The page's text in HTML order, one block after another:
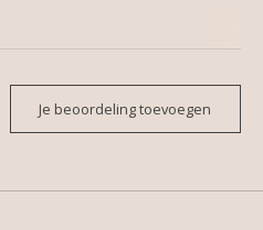
Je beoordeling toevoegen